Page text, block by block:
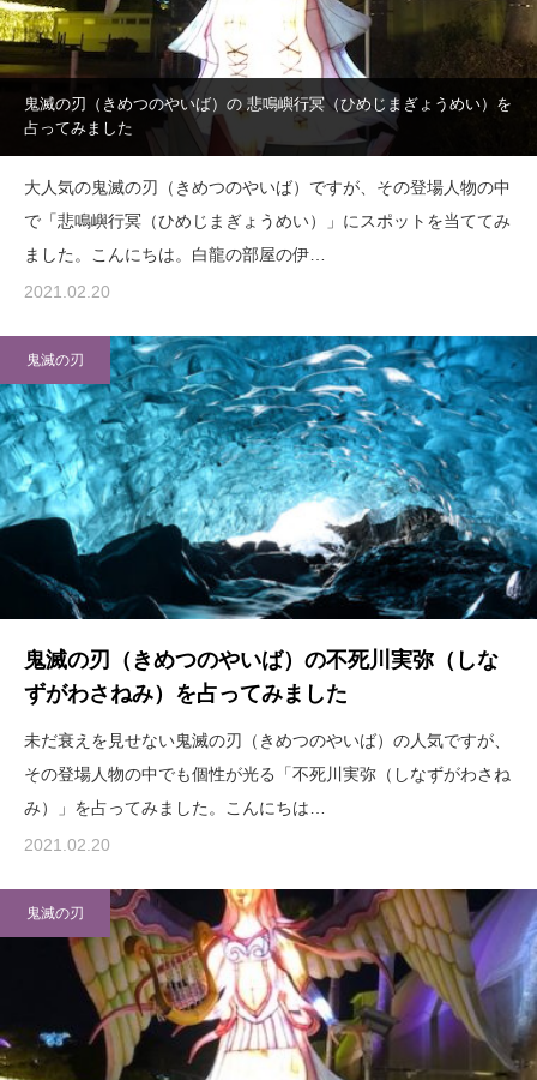
鬼滅の刃（きめつのやいば）の 悲鳴嶼行冥（ひめじまぎょうめい）を
占ってみました
大人気の鬼滅の刃（きめつのやいば）ですが、その登場人物の中
で「悲鳴嶼行冥（ひめじまぎょうめい）」にスポットを当ててみ
ました。こんにちは。白龍の部屋の伊…
2021.02.20
鬼滅の刃
鬼滅の刃（きめつのやいば）の不死川実弥（しな
ずがわさねみ）を占ってみました
未だ衰えを見せない鬼滅の刃（きめつのやいば）の人気ですが、
その登場人物の中でも個性が光る「不死川実弥（しなずがわさね
み）」を占ってみました。こんにちは…
2021.02.20
鬼滅の刃